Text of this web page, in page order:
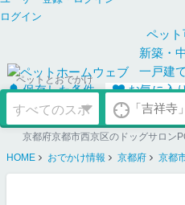
ログイン
ペット
新築・
一戸建て
保存した条件
お気に入
ペットとおでかけ
HOME
おでかけ情報 京都府 京都